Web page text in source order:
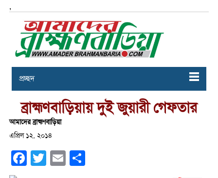
,
প্রচ্ছদ
ব্রাহ্মণবাড়িয়ায় দুই জুয়ারী গেফতার
আমাদের ব্রাহ্মণবাড়িয়া
এপ্রিল ১২, ২০১৪
Facebook
Twitter Email